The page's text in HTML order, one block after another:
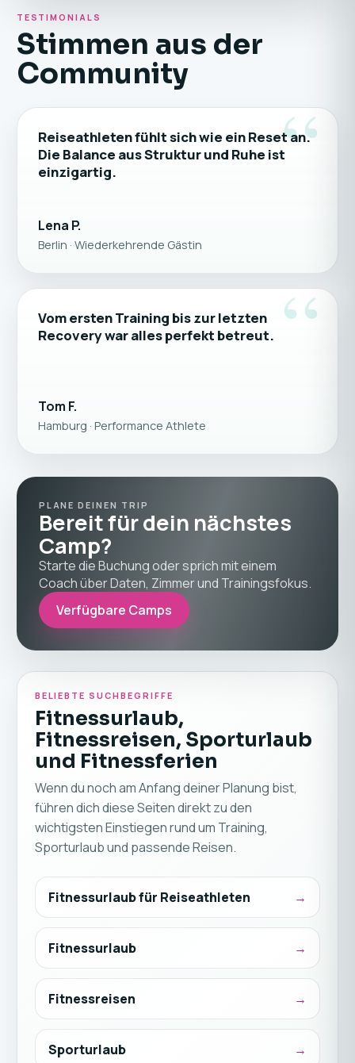
TESTIMONIALS
Stimmen aus der
Community
“
Reiseathleten fühlt sich wie ein Reset an.
Die Balance aus Struktur und Ruhe ist
einzigartig.
Lena P.
Berlin · Wiederkehrende Gästin
“
Vom ersten Training bis zur letzten
Recovery war alles perfekt betreut.
Tom F.
Hamburg · Performance Athlete
PLANE DEINEN TRIP
Bereit für dein nächstes
Camp?
Starte die Buchung oder sprich mit einem
Coach über Daten, Zimmer und Trainingsfokus.
Verfügbare Camps
BELIEBTE SUCHBEGRIFFE
Fitnessurlaub,
Fitnessreisen, Sporturlaub
und Fitnessferien
Wenn du noch am Anfang deiner Planung bist,
führen dich diese Seiten direkt zu den
wichtigsten Einstiegen rund um Training,
Sporturlaub und passende Reisen.
Fitnessurlaub für Reiseathleten
Fitnessurlaub
Fitnessreisen
Sporturlaub